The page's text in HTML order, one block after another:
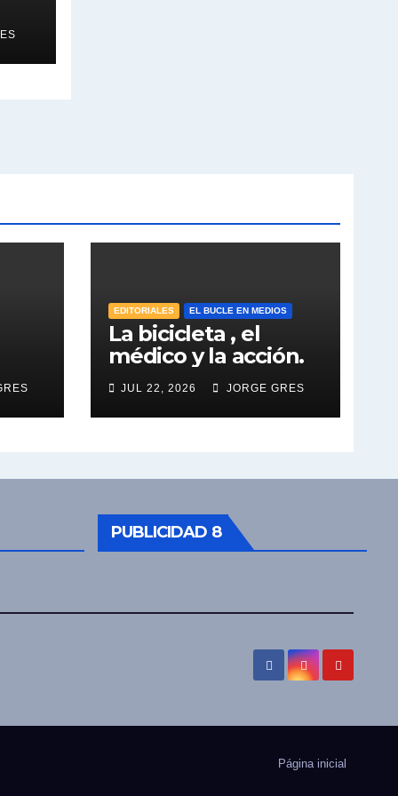
EDITORIALES EL BUCLE EN MEDIOS
La bicicleta , el
médico y la acción.
JUL 22, 2026 JORGE GRES
PUBLICIDAD 8
Página inicial